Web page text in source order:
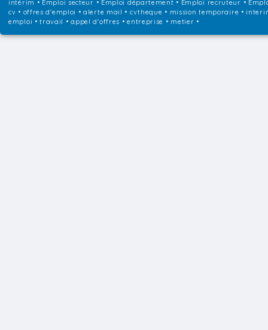
intérim • Emploi secteur • Emploi département • Emploi recruteur •
cv • offres d'emploi • alerte mail • cvtheque • mission temporaire •
emploi • travail • appel d'offres • entreprise • metier •